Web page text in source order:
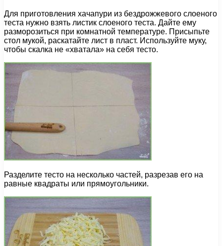
Для приготовления хачапури из бездрожжевого слоеного
теста нужно взять листик слоеного теста. Дайте ему
разморозиться при комнатной температуре. Присыпьте
стол мукой, раскатайте лист в пласт. Используйте муку,
чтобы скалка не «хватала» на себя тесто.
Разделите тесто на несколько частей, разрезав его на
равные квадраты или прямоугольники.